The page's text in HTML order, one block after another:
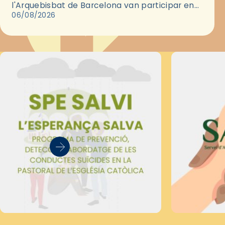
l'Arquebisbat de Barcelona van participar en
les convivències Be Apostle, organitzades pel
06/08/2026